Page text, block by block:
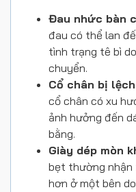
Đau nhức bàn
đau có thể lan
tình trạng tê bì
chuyển.
Cổ chân bị
cổ chân có xu
ảnh hưởng đến
bằng.
Giày dép mòn
bẹt thường nhận
hơn ở một bên